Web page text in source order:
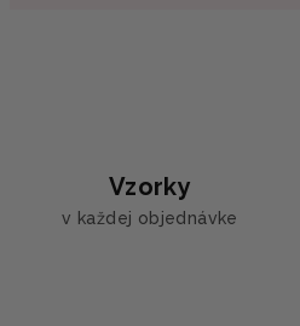
Vzorky
v každej objednávke